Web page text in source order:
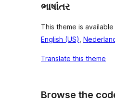
ભાષાંતર
This theme is
English (US)
Translate this theme
Browse the